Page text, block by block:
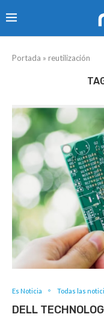
Portada » reutilización
Es Noticia Todas las
DELL